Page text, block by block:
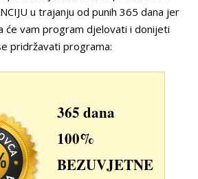
u trajanju od punih 365 dana jer
će vam program djelovati i donijeti
pridržavati programa:
365 dana
100%
BEZUVJETNE